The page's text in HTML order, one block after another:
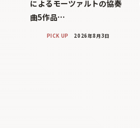
によるモーツァルトの協奏
曲5作品…
PICK UP 2026年8月3日